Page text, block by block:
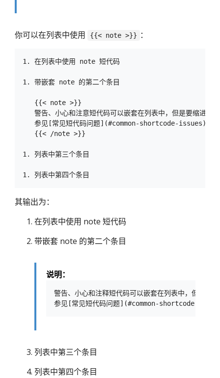
你可以在列表中使用 {{< note >}} ：
1. 在列表中使用 note 短代码
1. 带嵌套 note 的第二个条目
   {{< note >}}
警告、小心和注意短代码可以嵌套在列表中，但是要缩进四
   参见[常见短代码问题](#common-shortcode-issues)。
   {{< /note >}}
1. 列表中第三个条目
其输出为：
在列表中使用 note 短代码
带嵌套 note 的第二个条目
说明：
警告、小心和注释短代码可以嵌套在列表中，但是要
列表中第三个条目
列表中第四个条目